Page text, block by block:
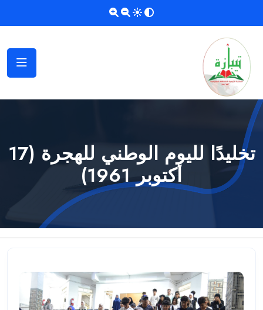
تخليدًا لليوم الوطني للهجرة (17
أكتوبر 1961)